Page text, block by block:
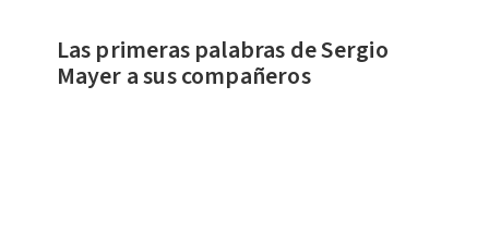
Las primeras palabras de Sergio
Mayer a sus compañeros